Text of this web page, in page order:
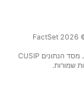
בחר נתוני ייחוס המסופקים על ידי FactSet. זכויות יוצרים © 2026 ‏FactSet
זכויות יוצרים © 2026, ‏American Bankers Association. מסד הנתונים CUSIP